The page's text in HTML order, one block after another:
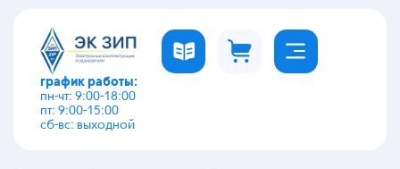
график работы:
пн-чт: 9:00-18:00
пт: 9:00-15:00
сб-вс: выходной